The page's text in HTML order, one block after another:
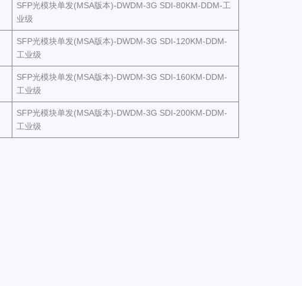
SFP光模块单发(MSA版本)-DWDM-3G SDI-80KM-DDM-工
业级
SFP光模块单发(MSA版本)-DWDM-3G SDI-120KM-DDM-
工业级
SFP光模块单发(MSA版本)-DWDM-3G SDI-160KM-DDM-
工业级
SFP光模块单发(MSA版本)-DWDM-3G SDI-200KM-DDM-
工业级